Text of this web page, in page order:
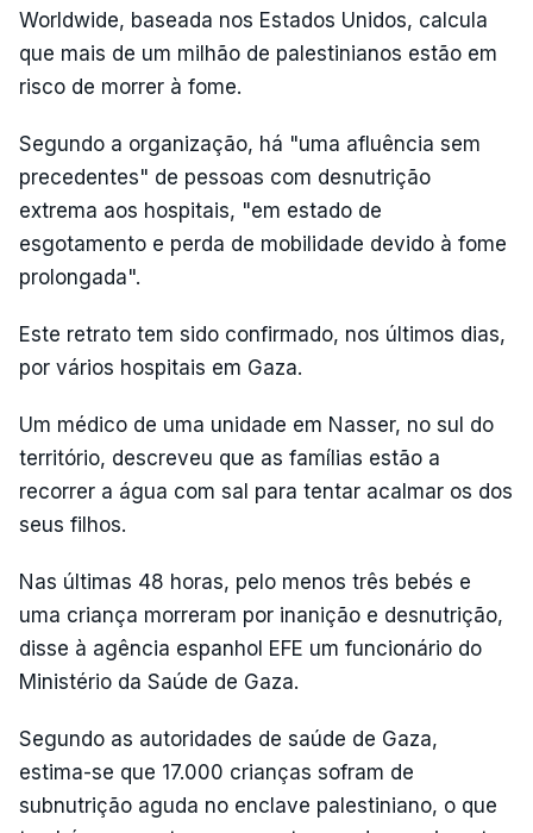
Worldwide, baseada nos Estados Unidos, calcula
que mais de um milhão de palestinianos estão em
risco de morrer à fome.
Segundo a organização, há "uma afluência sem
precedentes" de pessoas com desnutrição
extrema aos hospitais, "em estado de
esgotamento e perda de mobilidade devido à fome
prolongada".
Este retrato tem sido confirmado, nos últimos dias,
por vários hospitais em Gaza.
Um médico de uma unidade em Nasser, no sul do
território, descreveu que as famílias estão a
recorrer a água com sal para tentar acalmar os dos
seus filhos.
Nas últimas 48 horas, pelo menos três bebés e
uma criança morreram por inanição e desnutrição,
disse à agência espanhol EFE um funcionário do
Ministério da Saúde de Gaza.
Segundo as autoridades de saúde de Gaza,
estima-se que 17.000 crianças sofram de
subnutrição aguda no enclave palestiniano, o que